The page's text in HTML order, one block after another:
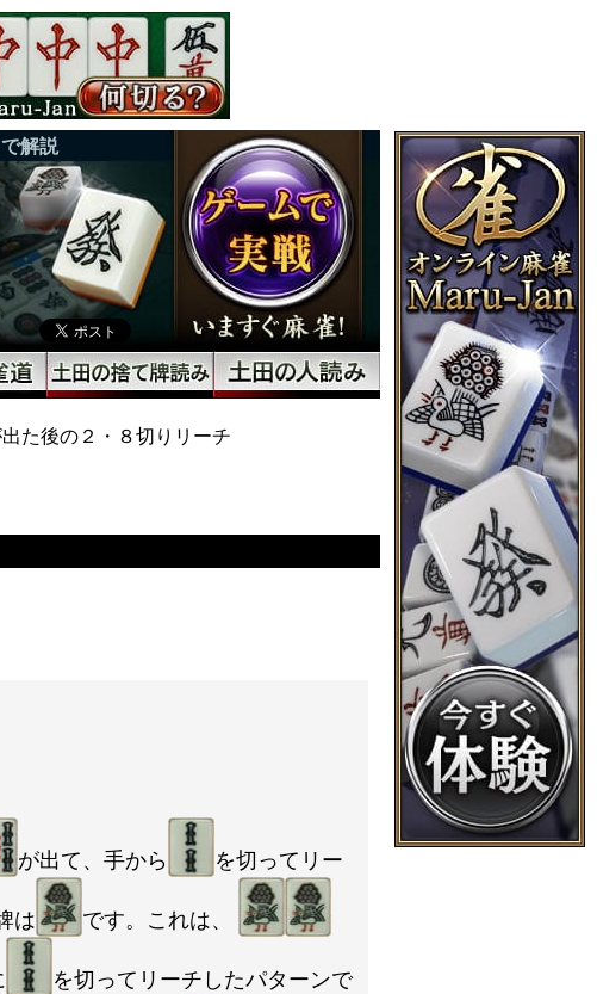
解説
出た後の２・８切りリーチ
が出て、手から を切ってリー
は です。これは、
を切ってリーチしたパターンで